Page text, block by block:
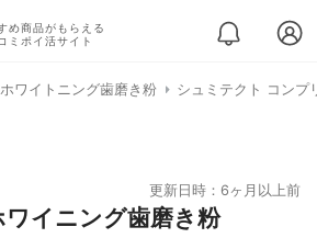
め商品がもらえる
ミポイ活サイト
ホワイトニング歯磨き粉 シュミテクト コンプ
更新日時：6ヶ月以上前
イニング歯磨き粉